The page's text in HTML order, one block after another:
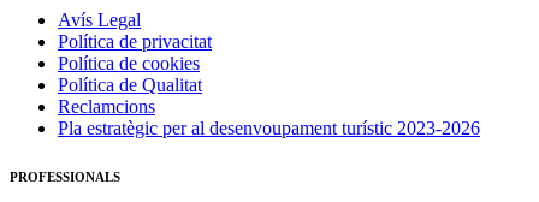
Avís Legal
Política de privacitat
Política de cookies
Política de Qualitat
Reclamcions
Pla estratègic per al desenvoupament turístic 2023-2026
PROFESSIONALS